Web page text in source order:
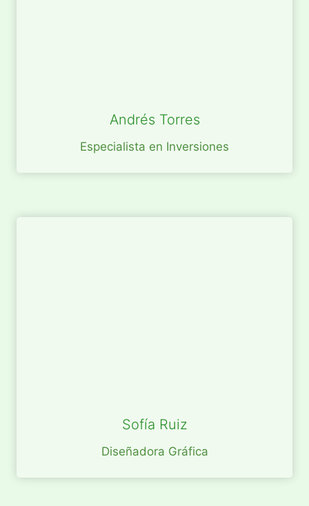
Andrés Torres
Especialista en Inversiones
Sofía Ruiz
Diseñadora Gráfica